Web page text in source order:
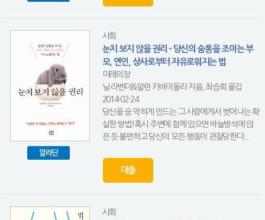
알라딘
사회
눈치 보지 않을 권리 - 당신의 숨통을 조이는 부
모, 연인, 상사로부터 자유로워지는 법
미래의창
닐 라벤더&알란 카바이올라 지음, 최승희 옮김
2014-02-24
당신을 숨 막히게 만드는 그 사람에게서 벗어나는 확
실한 방법!혹시 주변에 함께 있으면 바늘방석에 앉
은 듯 불편하고 당신의 모든 행동이 관찰당한다...
대출
사회